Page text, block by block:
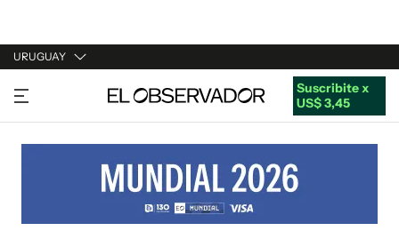
URUGUAY
URUGUAY
ARGENTINA
ESTADOS UNIDOS
Suscribite x
US$ 3,45